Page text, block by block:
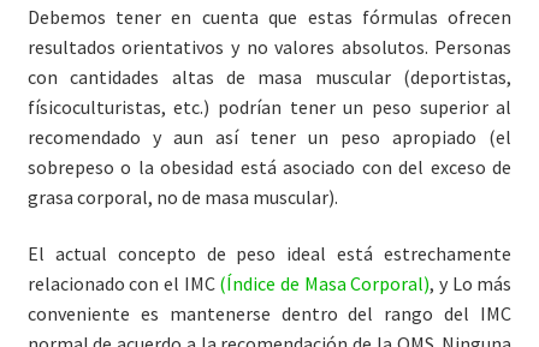
Debemos tener en cuenta que estas fórmulas ofrecen
resultados orientativos y no valores absolutos. Personas
con cantidades altas de masa muscular (deportistas,
físicoculturistas, etc.) podrían tener un peso superior al
recomendado y aun así tener un peso apropiado (el
sobrepeso o la obesidad está asociado con del exceso de
grasa corporal, no de masa muscular).
El actual concepto de peso ideal está estrechamente
relacionado con el IMC (Índice de Masa Corporal), y Lo más
conveniente es mantenerse dentro del rango del IMC